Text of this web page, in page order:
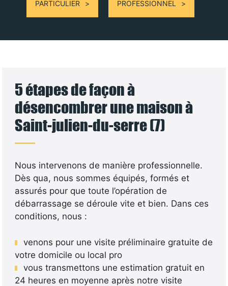
PARTICULIER PROFESSIONNEL
5 étapes de façon à
désencombrer une maison à
Saint-julien-du-serre (7)
Nous intervenons de manière professionnelle.
Dès qua, nous sommes équipés, formés et
assurés pour que toute l’opération de
débarrassage se déroule vite et bien. Dans ces
conditions, nous :
venons pour une visite préliminaire gratuite de
votre domicile ou local pro
vous transmettons une estimation gratuit en
24 heures en moyenne après notre visite